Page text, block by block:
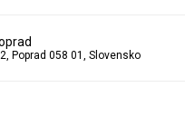
Poprad 058 01, Slovensko